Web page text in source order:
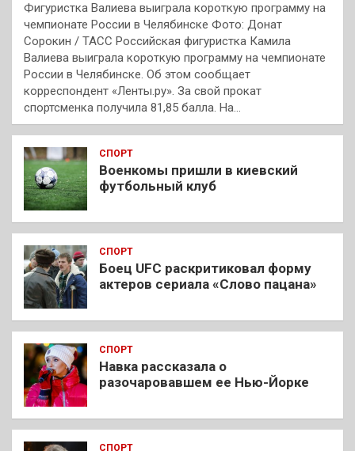
Фигуристка Валиева выиграла короткую программу на
чемпионате России в Челябинске Фото: Донат
Сорокин / ТАСС Российская фигуристка Камила
Валиева выиграла короткую программу на чемпионате
России в Челябинске. Об этом сообщает
корреспондент «Ленты.ру». За свой прокат
спортсменка получила 81,85 балла. На…
СПОРТ
Военкомы пришли в киевский
футбольный клуб
СПОРТ
Боец UFC раскритиковал форму
актеров сериала «Слово пацана»
СПОРТ
Навка рассказала о
разочаровавшем ее Нью-Йорке
СПОРТ